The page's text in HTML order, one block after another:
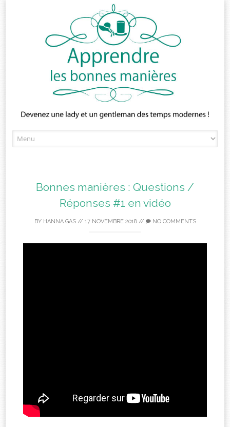
to
Bonnes manières : Questions /
Réponses #1 en vidéo
BY HANNA GAS// 17 NOVEMBRE 2018// NO COMMENTS